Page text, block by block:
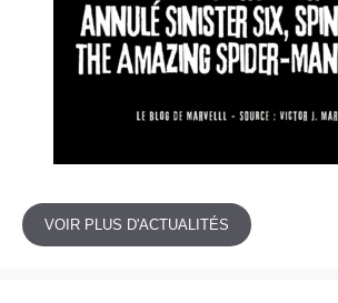
VOIR PLUS D'ACTUALITÉS